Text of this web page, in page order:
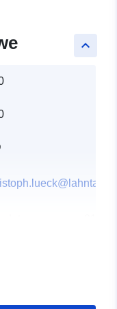
keyboard_arrow_up